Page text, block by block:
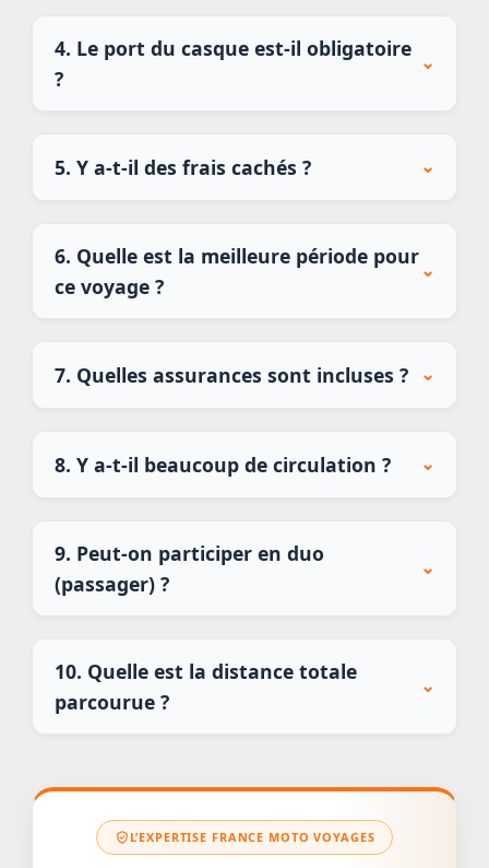
4. Le port du casque est-il obligatoire
?
⌄
5. Y a-t-il des frais cachés ? ⌄
6. Quelle est la meilleure période pour
ce voyage ?
⌄
7. Quelles assurances sont incluses ? ⌄
8. Y a-t-il beaucoup de circulation ? ⌄
9. Peut-on participer en duo
(passager) ?
⌄
10. Quelle est la distance totale
parcourue ?
⌄
L’EXPERTISE FRANCE MOTO VOYAGES